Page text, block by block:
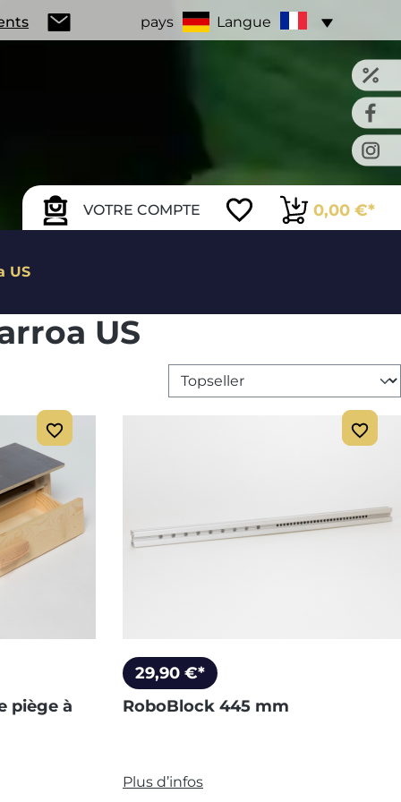
pays Langue
VOTRE COMPTE 0,00 €*
US
US
piège à
29,90 €*
RoboBlock 445 mm
Plus d’infos